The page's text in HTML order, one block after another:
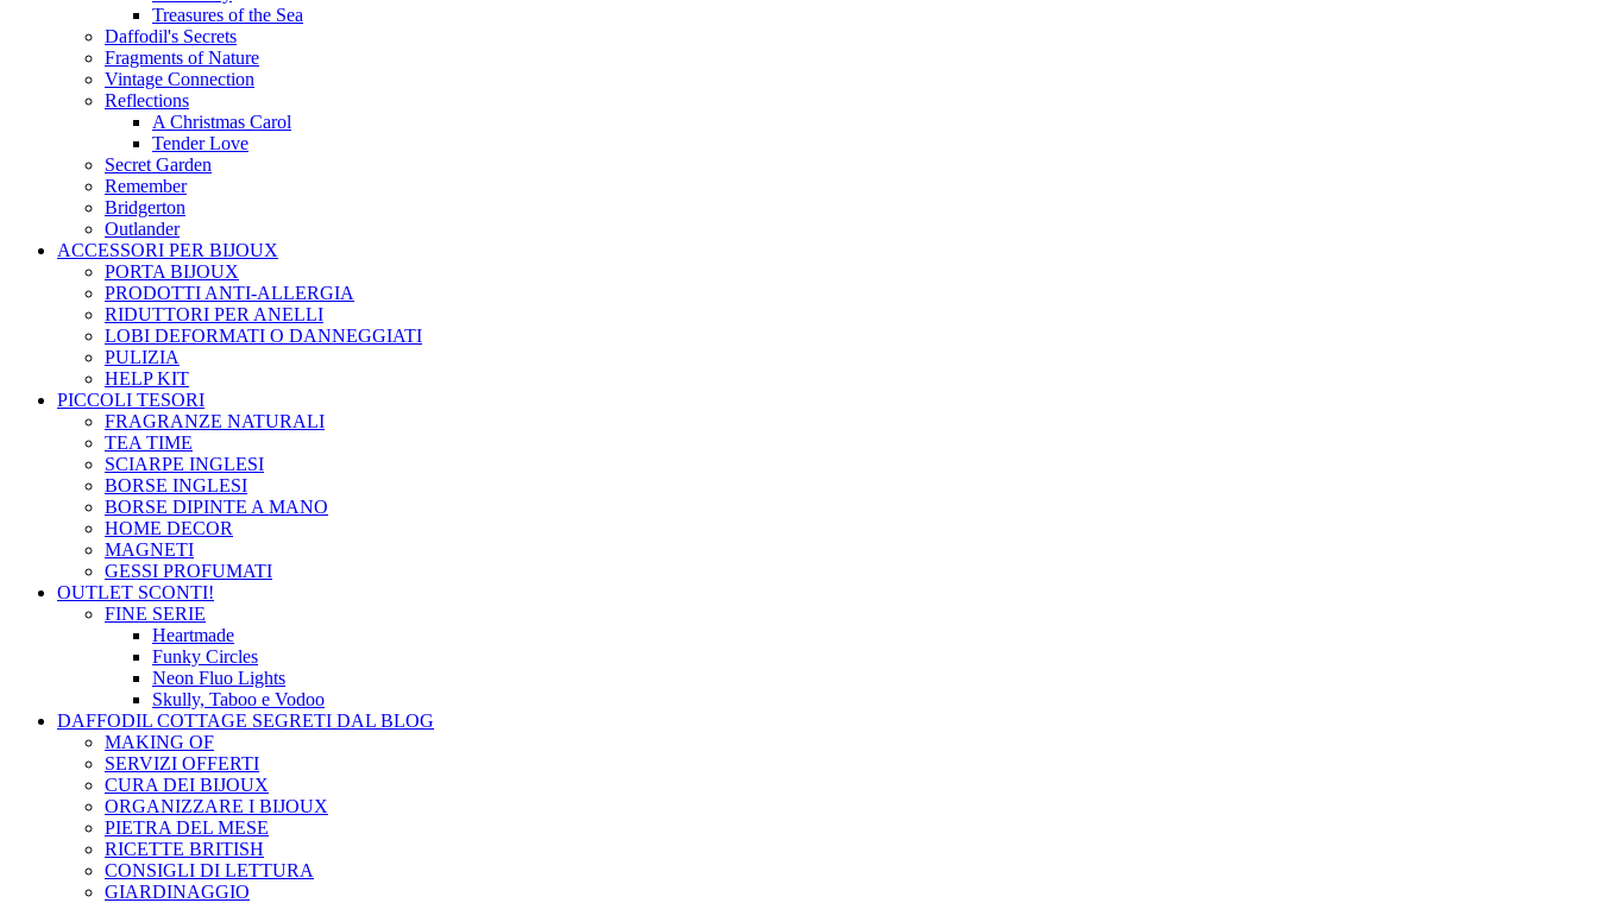
Treasures of the Sea
Daffodil's Secrets
Fragments of Nature
Vintage Connection
Reflections
A Christmas Carol
Tender Love
Secret Garden
Remember
Bridgerton
Outlander
ACCESSORI PER BIJOUX
PORTA BIJOUX
PRODOTTI ANTI-ALLERGIA
RIDUTTORI PER ANELLI
LOBI DEFORMATI O DANNEGGIATI
PULIZIA
HELP KIT
PICCOLI TESORI
FRAGRANZE NATURALI
TEA TIME
SCIARPE INGLESI
BORSE INGLESI
BORSE DIPINTE A MANO
HOME DECOR
MAGNETI
GESSI PROFUMATI
OUTLET SCONTI!
FINE SERIE
Heartmade
Funky Circles
Neon Fluo Lights
Skully, Taboo e Vodoo
DAFFODIL COTTAGE SEGRETI DAL BLOG
MAKING OF
SERVIZI OFFERTI
CURA DEI BIJOUX
ORGANIZZARE I BIJOUX
PIETRA DEL MESE
RICETTE BRITISH
CONSIGLI DI LETTURA
GIARDINAGGIO